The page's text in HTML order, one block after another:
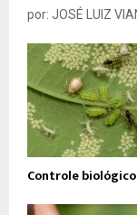
por: JOSÉ LUIZ
Controle biológico